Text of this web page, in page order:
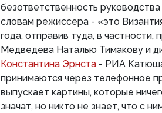
безответственность
словам режиссера - «это
года, отправив туда, в
Медведева Наталью Тимакову и
Константина Эрнста - РИА
принимаются через телефонное
выпускает картины, которые
значат, но никто не знает, что с